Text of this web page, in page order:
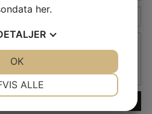
her.
PRÆFERENCER
ALLE
OK